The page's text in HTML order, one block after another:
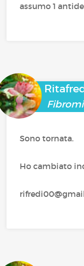
assumo 1
Sono tornata.
Ho cambiato